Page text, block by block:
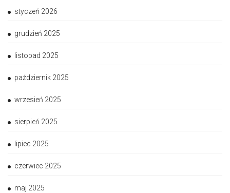
styczeń 2026
grudzień 2025
listopad 2025
październik 2025
wrzesień 2025
sierpień 2025
lipiec 2025
czerwiec 2025
maj 2025